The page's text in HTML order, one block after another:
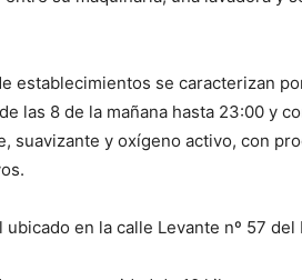
establecimientos se caracterizan
las 8 de la mañana hasta 23:00 y
suavizante y oxígeno activo, con
ubicado en la calle Levante nº 57